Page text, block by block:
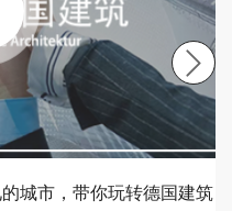
城市，带你玩转德国建筑